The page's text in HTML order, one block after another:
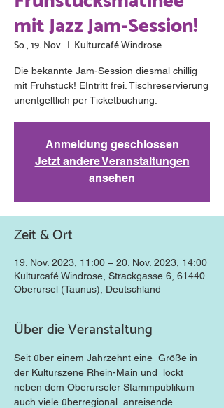
mit Jazz Jam-Session!
So., 19. Nov.
  |
Kulturcafé Windrose
Die bekannte Jam-Session diesmal chillig
mit Frühstück! EIntritt frei. Tischreservierung
unentgeltlich per Ticketbuchung.
Anmeldung geschlossen
Jetzt andere Veranstaltungen
ansehen
Zeit & Ort
19. Nov. 2023, 11:00 – 20. Nov. 2023, 14:00
Kulturcafé Windrose, Strackgasse 6, 61440
Oberursel (Taunus), Deutschland
Über die Veranstaltung
Seit über einem Jahrzehnt eine  Größe in
der Kulturszene Rhein-Main und  lockt
neben dem Oberurseler Stammpublikum
auch viele überregional  anreisende